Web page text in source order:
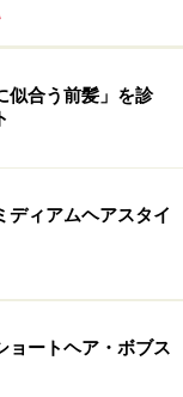
似合う前髪」を診
ディアムヘアスタイ
ョートヘア・ボブス